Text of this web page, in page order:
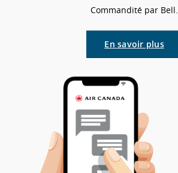
Commandité par Bell.
En savoir plus